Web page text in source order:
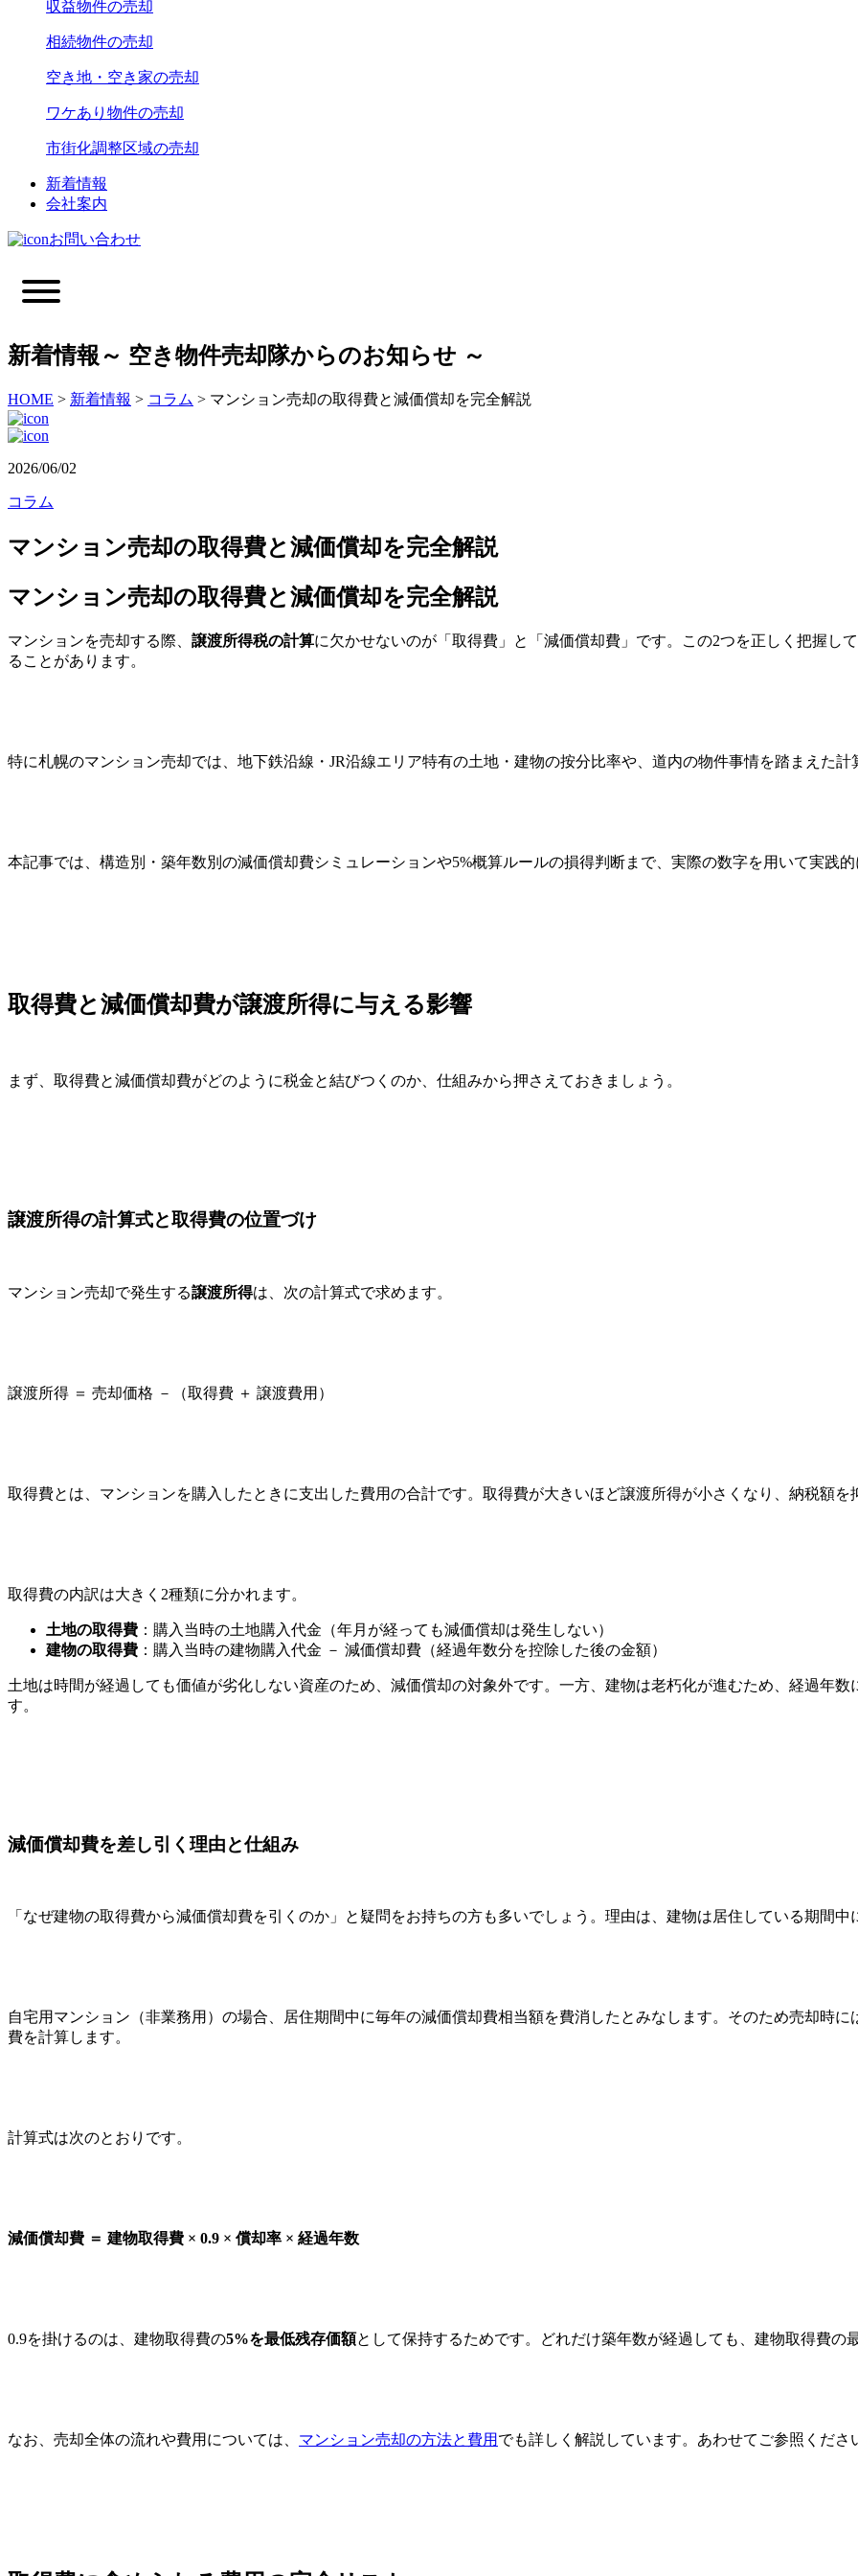
収益物件の売却
相続物件の売却
空き地・空き家の売却
ワケあり物件の売却
市街化調整区域の売却
新着情報
会社案内
お問い合わせ
新着情報 ～ 空き物件売却隊からのお知らせ ～
HOME > 新着情報 > コラム > マンション売却の取得費と減価償却を完全解説
2026/06/02
コラム
マンション売却の取得費と減価償却を完全解説
マンション売却の取得費と減価償却を完全解説
マンションを売却する際、 譲渡所得税の計算に欠かせないのが「取得費」と「減価償却費」です。この2つを正しく把握し
ることがあります。
特に札幌のマンション売却では、地下鉄沿線・JR沿線エリア特有の土地・建物の按分比率や、道内の物件事情を踏まえた計
本記事では、構造別・築年数別の減価償却費シミュレーションや5%概算ルールの損得判断まで、実際の数字を用いて実践的
取得費と減価償却費が譲渡所得に与える影響
まず、取得費と減価償却費がどのように税金と結びつくのか、仕組みから押さえておきましょう。
譲渡所得の計算式と取得費の位置づけ
マンション売却で発生する譲渡所得は、次の計算式で求めます。
譲渡所得 ＝ 売却価格 －（取得費 ＋ 譲渡費用）
取得費とは、マンションを購入したときに支出した費用の合計です。取得費が大きいほど譲渡所得が小さくなり、納税額を
取得費の内訳は大きく2種類に分かれます。
土地の取得費 ：購入当時の土地購入代金（年月が経っても減価償却は発生しない）
建物の取得費 ：購入当時の建物購入代金 － 減価償却費（経過年数分を控除した後の金額）
土地は時間が経過しても価値が劣化しない資産のため、減価償却の対象外です。一方、建物は老朽化が進むため、経過年
す。
減価償却費を差し引く理由と仕組み
「なぜ建物の取得費から減価償却費を引くのか」と疑問をお持ちの方も多いでしょう。理由は、建物は居住している期間
自宅用マンション（非業務用）の場合、居住期間中に毎年の減価償却費相当額を費消したとみなします。そのため売却時
費を計算します。
計算式は次のとおりです。
減価償却費 ＝ 建物取得費 × 0.9 × 償却率 × 経過年数
0.9を掛けるのは、建物取得費の5%を最低残存価額として保持するためです。どれだけ築年数が経過しても、建物取得費の
なお、売却全体の流れや費用については、 マンション売却の方法と費用 でも詳しく解説しています。あわせてご参照くださ